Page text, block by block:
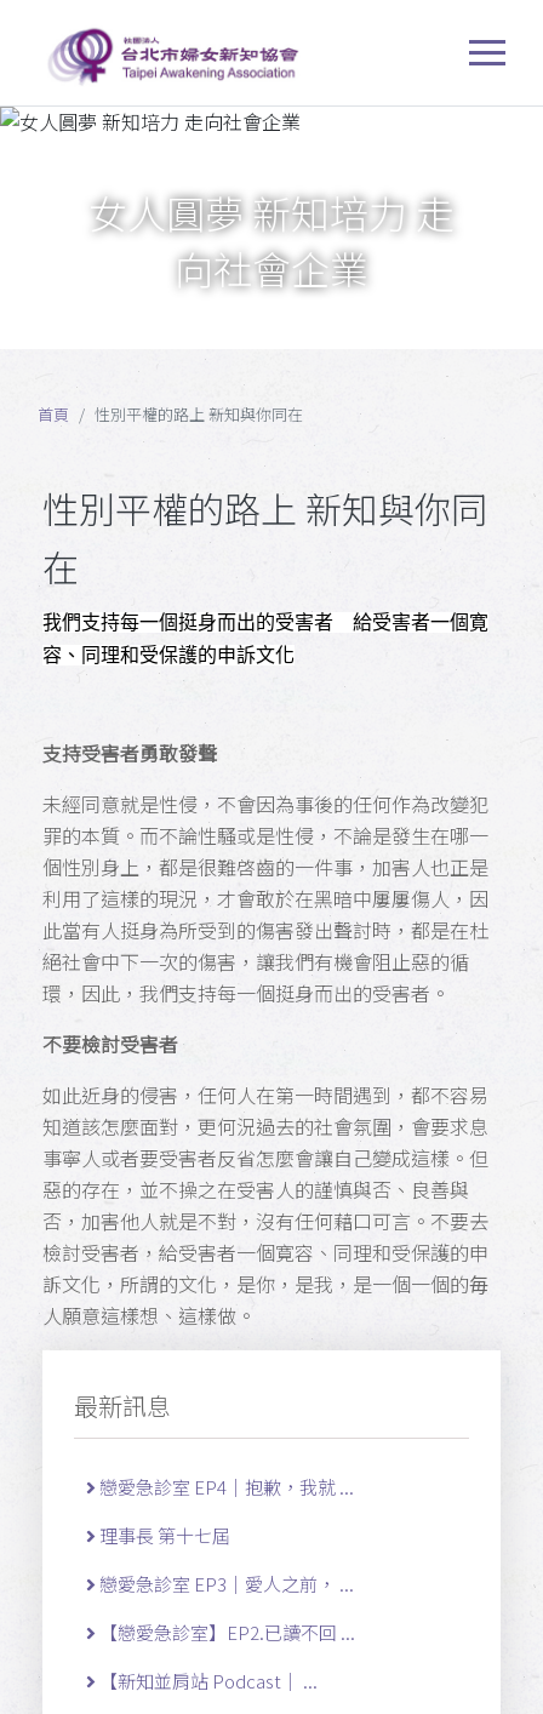
女人圓夢 新知培力 走
向社會企業
首頁 性別平權的路上 新知與你同在
性別平權的路上 新知與你同
在
我們支持每一個挺身而出的受害者 給受害者一個寛
容、同理和受保護的申訴文化
支持受害者勇敢發聲
未經同意就是性侵，不會因為事後的任何作為改變犯
罪的本質。而不論性騷或是性侵，不論是發生在哪一
個性別身上，都是很難啓齒的一件事，加害人也正是
利用了這樣的現況，才會敢於在黑暗中屢屢傷人，因
此當有人挺身為所受到的傷害發出聲討時，都是在杜
絕社會中下一次的傷害，讓我們有機會阻止惡的循
環，因此，我們支持每一個挺身而出的受害者。
不要檢討受害者
如此近身的侵害，任何人在第一時間遇到，都不容易
知道該怎麼面對，更何況過去的社會氛圍，會要求息
事寧人或者要受害者反省怎麼會讓自己變成這樣。但
惡的存在，並不操之在受害人的謹慎與否、良善與
否，加害他人就是不對，沒有任何藉口可言。不要去
檢討受害者，給受害者一個寛容、同理和受保護的申
訴文化，所謂的文化，是你，是我，是一個一個的毎
人願意這樣想、這樣做。
最新訊息
戀愛急診室 EP4｜抱歉，我就 ...
理事長 第十七屆
戀愛急診室 EP3｜愛人之前， ...
【戀愛急診室】EP2.已讀不回 ...
【新知並肩站 Podcast｜ ...